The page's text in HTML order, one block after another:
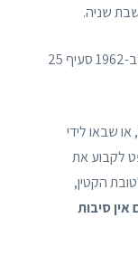
שניה.
חוק הכשרות המשפטית והאפוטרופסות תשכ"ב-1962 סעיף 25
"לא באו ההורים לידי הסכם כאמור בסעיף 24, או שבאו לידי
לקבוע את
אמם, אם אין סיבות